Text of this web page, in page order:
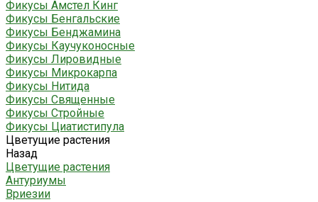
Фикусы Амстел Кинг
Фикусы Бенгальские
Фикусы Бенджамина
Фикусы Каучуконосные
Фикусы Лировидные
Фикусы Микрокарпа
Фикусы Нитида
Фикусы Священные
Фикусы Стройные
Фикусы Циатистипула
Цветущие растения
Назад
Цветущие растения
Антуриумы
Вриезии